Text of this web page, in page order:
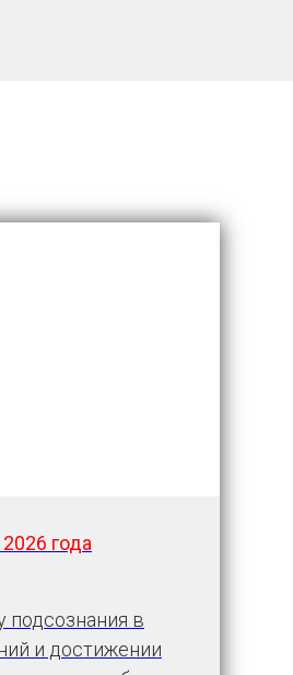
2026 года
подсознания в
и достижении